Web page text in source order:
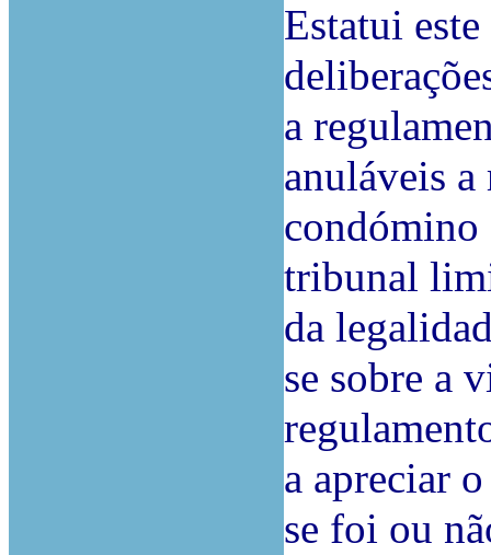
Estatui
a
anuláveis
condómino
tribunal
da
se sobre a
a apreciar
se foi ou